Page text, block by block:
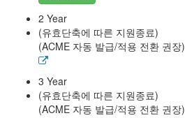
2 Year
(유효단축에 따른 지원종료)
(ACME 자동 발급/적용 전환 권장)
3 Year
(유효단축에 따른 지원종료)
(ACME 자동 발급/적용 전환 권장)